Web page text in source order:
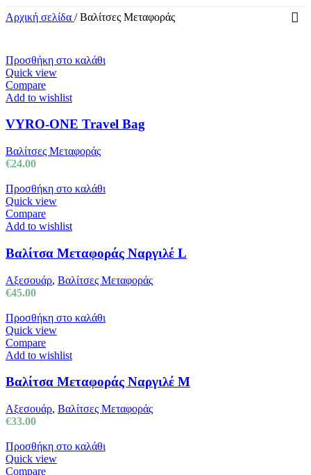
Αρχική σελίδα / Βαλίτσες Μεταφοράς
Προσθήκη στο καλάθι
Quick view
Compare
Add to wishlist
VYRO-ONE Travel Bag
Βαλίτσες Μεταφοράς
€24.00
Προσθήκη στο καλάθι
Quick view
Compare
Add to wishlist
Βαλίτσα Μεταφοράς Ναργιλέ L
Αξεσουάρ, Βαλίτσες Μεταφοράς
€45.00
Προσθήκη στο καλάθι
Quick view
Compare
Add to wishlist
Βαλίτσα Μεταφοράς Ναργιλέ M
Αξεσουάρ, Βαλίτσες Μεταφοράς
€33.00
Προσθήκη στο καλάθι
Quick view
Compare